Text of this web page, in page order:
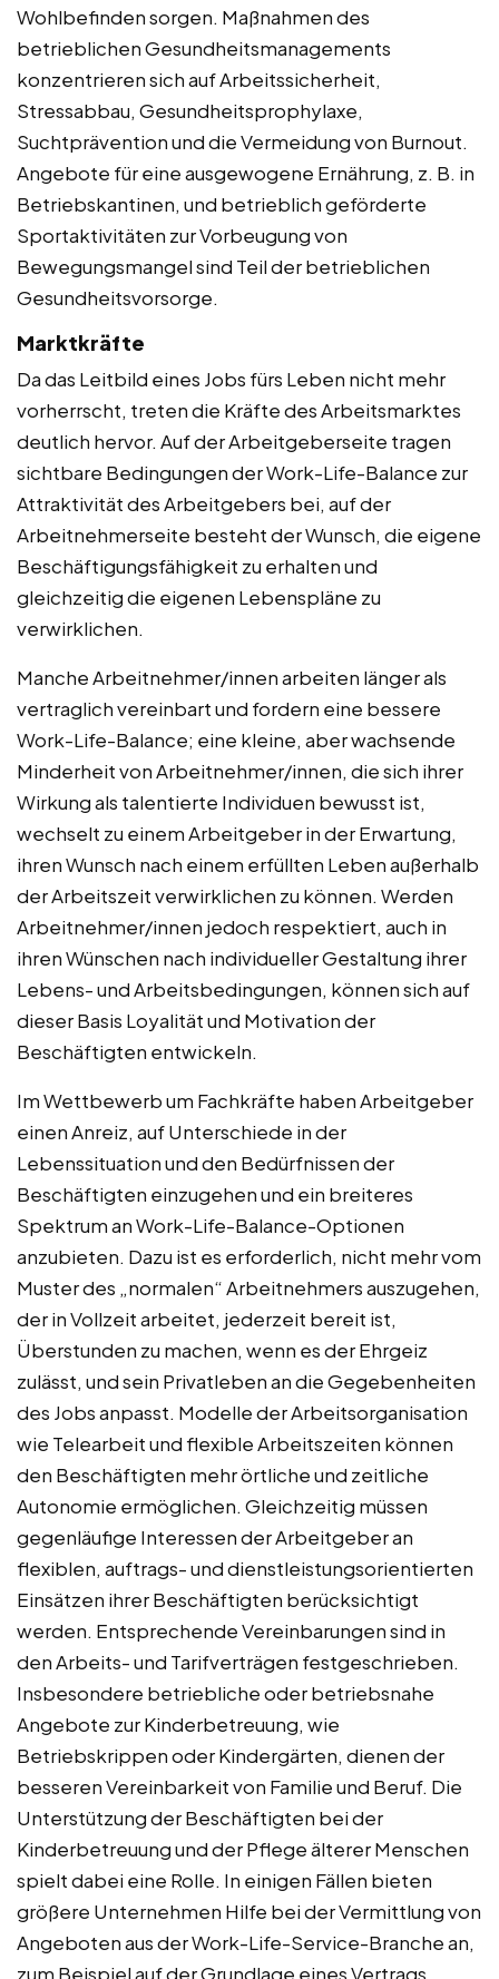
Wohlbefinden sorgen. Maßnahmen des
betrieblichen Gesundheitsmanagements
konzentrieren sich auf Arbeitssicherheit,
Stressabbau, Gesundheitsprophylaxe,
Suchtprävention und die Vermeidung von Burnout.
Angebote für eine ausgewogene Ernährung, z. B. in
Betriebskantinen, und betrieblich geförderte
Sportaktivitäten zur Vorbeugung von
Bewegungsmangel sind Teil der betrieblichen
Gesundheitsvorsorge.
Marktkräfte
Da das Leitbild eines Jobs fürs Leben nicht mehr
vorherrscht, treten die Kräfte des Arbeitsmarktes
deutlich hervor. Auf der Arbeitgeberseite tragen
sichtbare Bedingungen der Work-Life-Balance zur
Attraktivität des Arbeitgebers bei, auf der
Arbeitnehmerseite besteht der Wunsch, die eigene
Beschäftigungsfähigkeit zu erhalten und
gleichzeitig die eigenen Lebenspläne zu
verwirklichen.
Manche Arbeitnehmer/innen arbeiten länger als
vertraglich vereinbart und fordern eine bessere
Work-Life-Balance; eine kleine, aber wachsende
Minderheit von Arbeitnehmer/innen, die sich ihrer
Wirkung als talentierte Individuen bewusst ist,
wechselt zu einem Arbeitgeber in der Erwartung,
ihren Wunsch nach einem erfüllten Leben außerhalb
der Arbeitszeit verwirklichen zu können. Werden
Arbeitnehmer/innen jedoch respektiert, auch in
ihren Wünschen nach individueller Gestaltung ihrer
Lebens- und Arbeitsbedingungen, können sich auf
dieser Basis Loyalität und Motivation der
Beschäftigten entwickeln.
Im Wettbewerb um Fachkräfte haben Arbeitgeber
einen Anreiz, auf Unterschiede in der
Lebenssituation und den Bedürfnissen der
Beschäftigten einzugehen und ein breiteres
Spektrum an Work-Life-Balance-Optionen
anzubieten. Dazu ist es erforderlich, nicht mehr vom
Muster des „normalen“ Arbeitnehmers auszugehen,
der in Vollzeit arbeitet, jederzeit bereit ist,
Überstunden zu machen, wenn es der Ehrgeiz
zulässt, und sein Privatleben an die Gegebenheiten
des Jobs anpasst. Modelle der Arbeitsorganisation
wie Telearbeit und flexible Arbeitszeiten können
den Beschäftigten mehr örtliche und zeitliche
Autonomie ermöglichen. Gleichzeitig müssen
gegenläufige Interessen der Arbeitgeber an
flexiblen, auftrags- und dienstleistungsorientierten
Einsätzen ihrer Beschäftigten berücksichtigt
werden. Entsprechende Vereinbarungen sind in
den Arbeits- und Tarifverträgen festgeschrieben.
Insbesondere betriebliche oder betriebsnahe
Angebote zur Kinderbetreuung, wie
Betriebskrippen oder Kindergärten, dienen der
besseren Vereinbarkeit von Familie und Beruf. Die
Unterstützung der Beschäftigten bei der
Kinderbetreuung und der Pflege älterer Menschen
spielt dabei eine Rolle. In einigen Fällen bieten
größere Unternehmen Hilfe bei der Vermittlung von
Angeboten aus der Work-Life-Service-Branche an,
zum Beispiel auf der Grundlage eines Vertrags